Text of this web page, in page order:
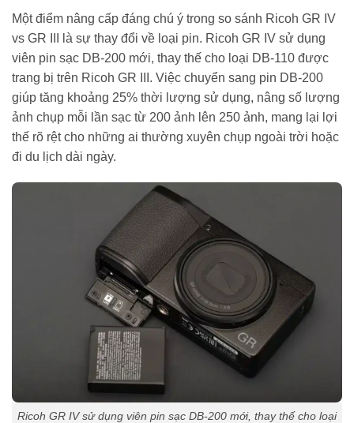
Một điểm nâng cấp đáng chú ý trong so sánh Ricoh GR IV
vs GR III là sự thay đổi về loại pin. Ricoh GR IV sử dụng
viên pin sạc DB-200 mới, thay thế cho loại DB-110 được
trang bị trên Ricoh GR III. Việc chuyển sang pin DB-200
giúp tăng khoảng 25% thời lượng sử dụng, nâng số lượng
ảnh chụp mỗi lần sạc từ 200 ảnh lên 250 ảnh, mang lại lợi
thế rõ rệt cho những ai thường xuyên chụp ngoài trời hoặc
đi du lịch dài ngày.
Ricoh GR IV sử dụng viên pin sạc DB-200 mới, thay thế cho loại